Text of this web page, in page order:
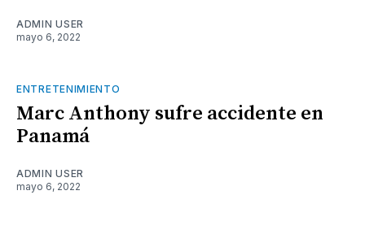
ADMIN USER
mayo 6, 2022
ENTRETENIMIENTO
Marc Anthony sufre accidente en
Panamá
ADMIN USER
mayo 6, 2022